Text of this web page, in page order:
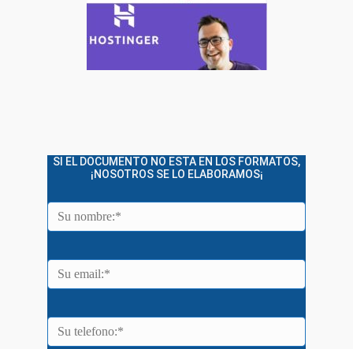
SI EL DOCUMENTO NO ESTA EN LOS FORMATOS,
¡NOSOTROS SE LO ELABORAMOS¡